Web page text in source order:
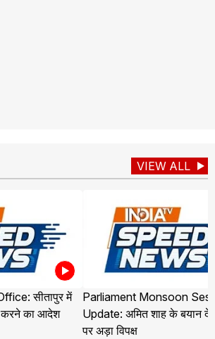
VIEW ALL
सीतापुर में
करने का आदेश
Parliament Monsoon
Update: अमित शाह के बयान
पर अड़ा विपक्ष